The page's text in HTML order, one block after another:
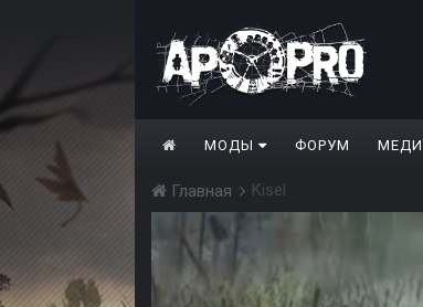
МОДЫ ФОРУМ
Главная Kisel